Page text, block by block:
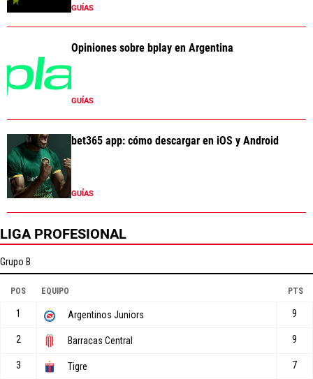
GUÍAS
Opiniones sobre bplay en Argentina
GUÍAS
bet365 app: cómo descargar en iOS y Android
GUÍAS
LIGA PROFESIONAL